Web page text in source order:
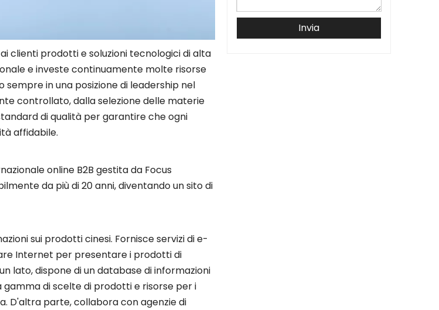
clienti prodotti e soluzioni tecnologici di alta
e investe continuamente molte risorse
in una posizione di leadership nel
controllato, dalla selezione delle materie
di qualità per garantire che ogni
affidabile.
online B2B gestita da Focus
da più di 20 anni, diventando un sito di
sui prodotti cinesi. Fornisce servizi di e-
Internet per presentare i prodotti di
lato, dispone di un database di informazioni
di scelte di prodotti e risorse per i
D'altra parte, collabora con agenzie di
Invia